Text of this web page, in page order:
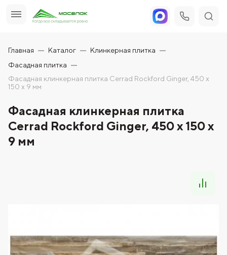
Главная Каталог
Клинкерная плитка
Фасадная плитка
Фасадная клинкерная плитка Cerrad Rockford Ginger, 450 x
150 x 9 мм
Фасадная клинкерная плитка
Cerrad Rockford Ginger, 450 x 150 x
9 мм